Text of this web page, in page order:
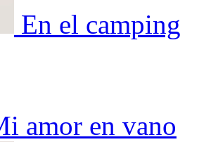
En el camping
amor en vano